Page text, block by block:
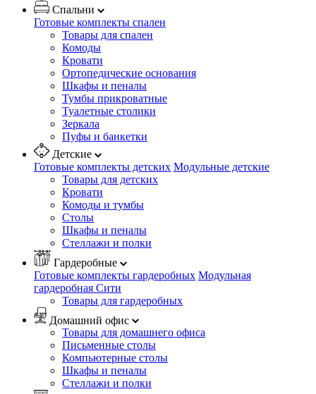
Спальни
Готовые комплекты спален
Товары для спален
Комоды
Кровати
Ортопедические основания
Шкафы и пеналы
Тумбы прикроватные
Туалетные столики
Зеркала
Пуфы и банкетки
Детские
Готовые комплекты детских Модульные детские
Товары для детских
Кровати
Комоды и тумбы
Столы
Шкафы и пеналы
Стеллажи и полки
Гардеробные
Готовые комплекты гардеробных Модульная
гардеробная Сити
Товары для гардеробных
Домашний офис
Товары для домашнего офиса
Письменные столы
Компьютерные столы
Шкафы и пеналы
Стеллажи и полки